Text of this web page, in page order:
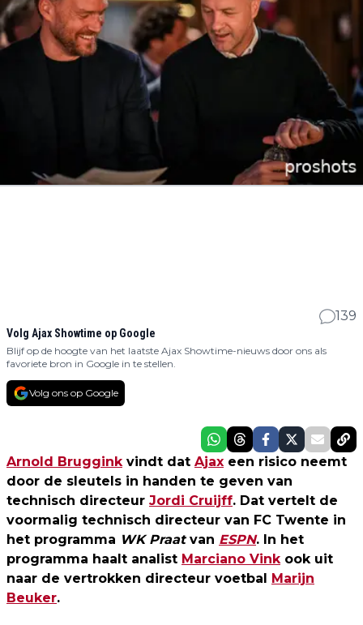
139
Volg Ajax Showtime op Google
Blijf op de hoogte van het laatste Ajax Showtime-nieuws door ons als
favoriete bron in Google in te stellen.
Volg ons op Google
Arnold Brugginkvindt dat Ajax een risico neemt
door de sleutels in handen te geven van
technisch directeur Jordi Cruijff. Dat vertelt de
voormalig technisch directeur van FC Twente in
het programma WK Praatvan ESPN. In het
programma haalt analist Marciano Vinkook uit
naar de vertrokken directeur voetbal
Marijn
Beuker.